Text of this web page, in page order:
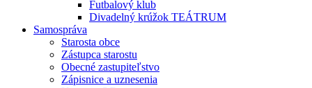
Futbalový klub
Divadelný krúžok TEÁTRUM
Samospráva
Starosta obce
Zástupca starostu
Obecné zastupiteľstvo
Zápisnice a uznesenia